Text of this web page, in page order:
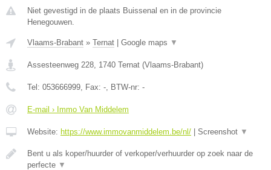
Niet gevestigd in de plaats Buissenal en in de provincie
Henegouwen.
Vlaams-Brabant » Ternat Google maps ▼
Assesteenweg 228 1740 Ternat (Vlaams-Brabant)
Tel: 053666999 , Fax: - , BTW-nr: -
E-mail › Immo Van Middelem
Website: https://www.immovanmiddelem.be/nl/ Screenshot ▼
Bent u als koper/huurder of verkoper/verhuurder op zoek naar de
perfecte ▼